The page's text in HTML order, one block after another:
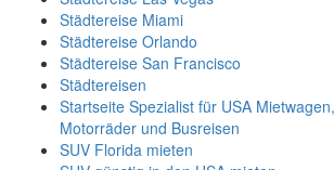
Städtereise Miami
Städtereise Orlando
Städtereise San Francisco
Städtereisen
Startseite Spezialist für USA
Motorräder und Busreisen
SUV Florida mieten